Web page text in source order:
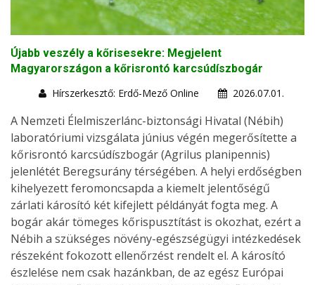
Újabb veszély a kőrisesekre: Megjelent
Magyarországon a kőrisrontó karcsúdíszbogár
Hírszerkesztő: Erdő-Mező Online
2026.07.01.
A Nemzeti Élelmiszerlánc-biztonsági Hivatal (Nébih)
laboratóriumi vizsgálata június végén megerősítette a
kőrisrontó karcsúdíszbogár (Agrilus planipennis)
jelenlétét Beregsurány térségében. A helyi erdőségben
kihelyezett feromoncsapda a kiemelt jelentőségű
zárlati károsító két kifejlett példányát fogta meg. A
bogár akár tömeges kőrispusztítást is okozhat, ezért a
Nébih a szükséges növény-egészségügyi intézkedések
részeként fokozott ellenőrzést rendelt el. A károsító
észlelése nem csak hazánkban, de az egész Európai